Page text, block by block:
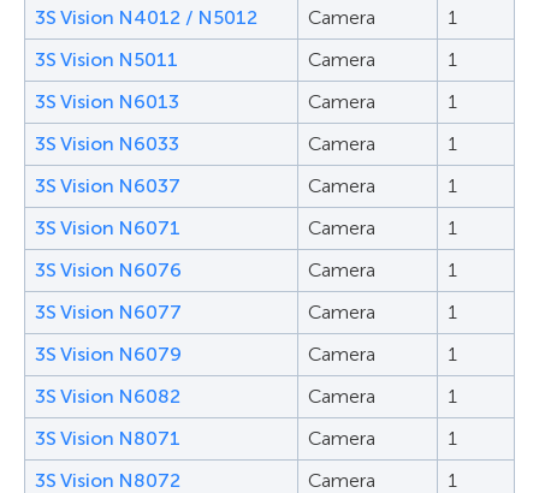
3S Vision N4012 / N5012
Camera
1
3S Vision N5011
Camera
1
3S Vision N6013
Camera
1
3S Vision N6033
Camera
1
3S Vision N6037
Camera
1
3S Vision N6071
Camera
1
3S Vision N6076
Camera
1
3S Vision N6077
Camera
1
3S Vision N6079
Camera
1
3S Vision N6082
Camera
1
3S Vision N8071
Camera
1
3S Vision N8072
Camera
1